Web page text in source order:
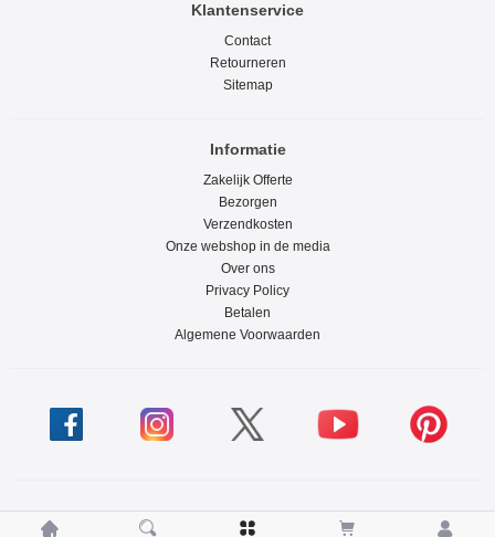
    
Klantenservice
Contact
Retourneren
Sitemap
Informatie
Zakelijk Offerte
Bezorgen
Verzendkosten
Onze webshop in de media
Over ons
Privacy Policy
Betalen
Algemene Voorwaarden